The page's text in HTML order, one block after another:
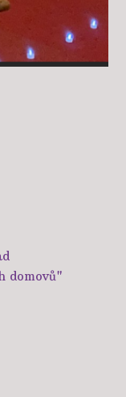
domovů"